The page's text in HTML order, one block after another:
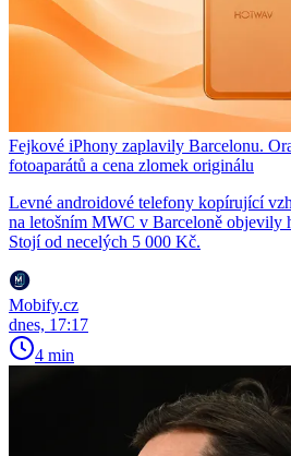
Fejkové iPhony zaplavily Barcelonu.
fotoaparátů a cena zlomek originálu
Levné androidové telefony kopírující
na letošním MWC v Barceloně objevily
Stojí od necelých 5 000 Kč.
Mobify.cz
dnes, 17:17
4 min